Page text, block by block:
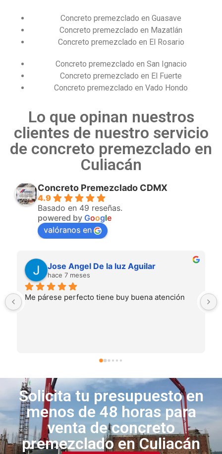
Concreto premezclado en Guasave
Concreto premezclado en Mazatlán
Concreto premezclado en El Rosario
Concreto premezclado en San Ignacio
Concreto premezclado en El Fuerte
Concreto premezclado en Vado Hondo
Lo que opinan nuestros
clientes de nuestro servicio
de concreto premezclado en
Culiacán
Concreto Premezclado CDMX
4.9
Basado en 49 reseñas.
powered by Google
valóranos en
Jose Angel De la luz Aguilar
hace 7 meses
Me párese perfecto tiene buy buena atención
Solicita tu presupuesto en
menos de 48 horas para
venta de concreto
premezclado en Culiacán